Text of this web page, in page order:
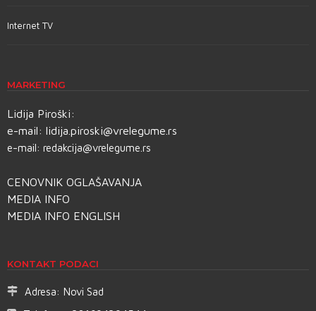
Internet TV
MARKETING
Lidija Piroški:
e-mail: lidija.piroski@vrelegume.rs
e-mail: redakcija@vrelegume.rs
CENOVNIK OGLAŠAVANJA
MEDIA INFO
MEDIA INFO ENGLISH
KONTAKT PODACI
Adresa: Novi Sad